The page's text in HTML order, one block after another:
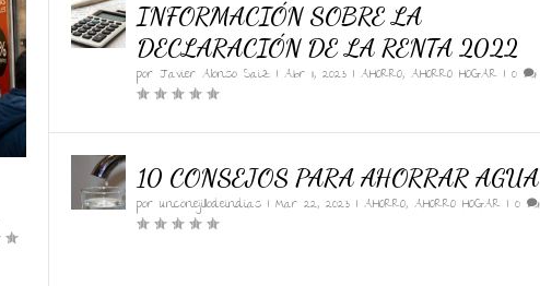
INFORMACIÓN SOBRE LA
DECLARACIÓN DE LA RENTA 2022
por Javier Alonso Saiz |Abr 11, 2023 |AHORRO,AHORRO HOGAR |0
10 CONSEJOS PARA AHORRAR AGUA
porunconejillodeindias |Mar 22, 2023 |AHORRO,AHORRO HOGAR |0